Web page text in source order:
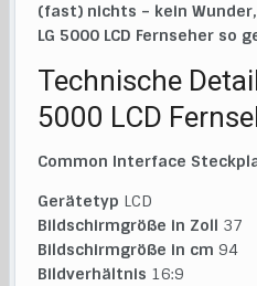
(fast) nichts – kein Wunder,
LG 5000 LCD Fernseher so
Technische
5000 LCD
Common Interface
Gerätetyp LCD
Bildschirmgröße in Zoll 37
Bildschirmgröße in cm 94
Bildverhältnis 16:9